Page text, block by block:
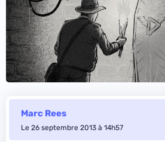
Marc Rees
Le 26 septembre 2013 à 14h57